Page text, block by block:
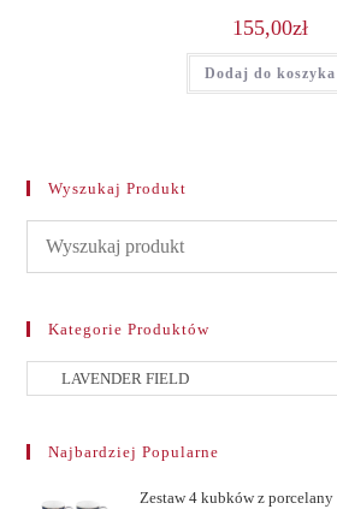
155,00zł
Dodaj do koszyka
Wyszukaj Produkt
Kategorie Produktów
Najbardziej Popularne
Zestaw 4 kubków z porcelany